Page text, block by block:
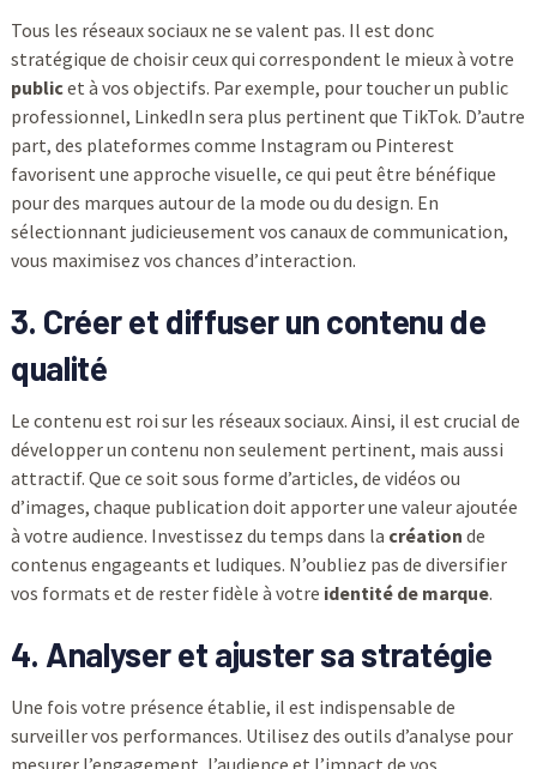
Tous les réseaux sociaux ne se valent pas. Il est donc
stratégique de choisir ceux qui correspondent le mieux à votre
publicet à vos objectifs. Par exemple, pour toucher un public
professionnel, LinkedIn sera plus pertinent que TikTok. D’autre
part, des plateformes comme Instagram ou Pinterest
favorisent une approche visuelle, ce qui peut être bénéfique
pour des marques autour de la mode ou du design. En
sélectionnant judicieusement vos canaux de communication,
vous maximisez vos chances d’interaction.
3. Créer et diffuser un contenu de
qualité
Le contenu est roi sur les réseaux sociaux. Ainsi, il est crucial de
développer un contenu non seulement pertinent, mais aussi
attractif. Que ce soit sous forme d’articles, de vidéos ou
d’images, chaque publication doit apporter une valeur ajoutée
à votre audience. Investissez du temps dans la création de
contenus engageants et ludiques. N’oubliez pas de diversifier
vos formats et de rester fidèle à votre identité de marque.
4. Analyser et ajuster sa stratégie
Une fois votre présence établie, il est indispensable de
surveiller vos performances. Utilisez des outils d’analyse pour